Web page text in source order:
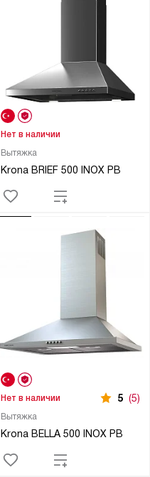
Вытяжка
Krona BRIEF 500 INOX PB
Нет в наличии
Вытяжка
Krona BELLA 500 INOX PB
Нет в наличии 5 (5)